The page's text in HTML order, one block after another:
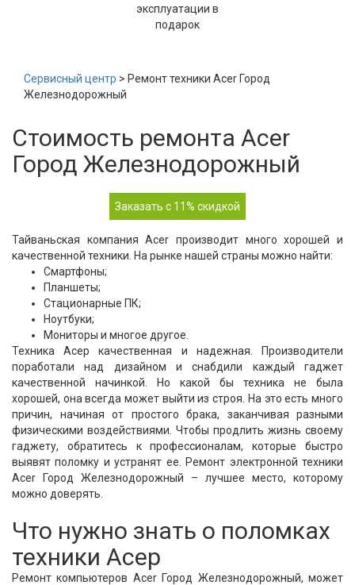
эксплуатации в
подарок
Сервисный центр > Ремонт техники Acer Город
Железнодорожный
Стоимость ремонта Acer
Город Железнодорожный
Заказать с 11% скидкой
Тайваньская компания Acer производит много хорошей и
качественной техники. На рынке нашей страны можно найти:
Смартфоны;
Планшеты;
Стационарные ПК;
Ноутбуки;
Мониторы и многое другое.
Техника Асер качественная и надежная. Производители
поработали над дизайном и снабдили каждый гаджет
качественной начинкой. Но какой бы техника не была
хорошей, она всегда может выйти из строя. На это есть много
причин, начиная от простого брака, заканчивая разными
физическими воздействиями. Чтобы продлить жизнь своему
гаджету, обратитесь к профессионалам, которые быстро
выявят поломку и устранят ее. Ремонт электронной техники
Acer Город Железнодорожный – лучшее место, которому
можно доверять.
Что нужно знать о поломках
техники Асер
Ремонт компьютеров Acer Город Железнодорожный, может